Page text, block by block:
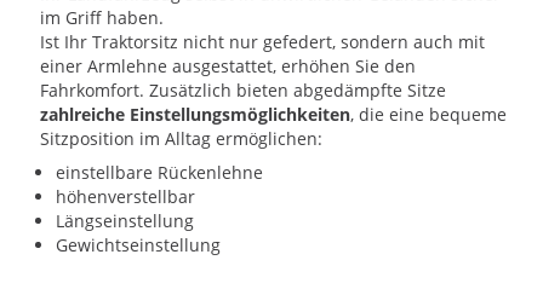
im Griff haben.
Ist Ihr Traktorsitz nicht nur gefedert, sondern auch mit
einer Armlehne ausgestattet, erhöhen Sie den
Fahrkomfort. Zusätzlich bieten abgedämpfte Sitze
zahlreiche Einstellungsmöglichkeiten, die eine bequeme
Sitzposition im Alltag ermöglichen:
einstellbare Rückenlehne
höhenverstellbar
Längseinstellung
Gewichtseinstellung